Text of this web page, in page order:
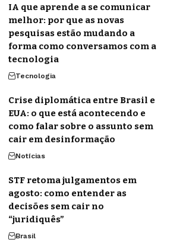
IA que aprende a se comunicar
melhor: por que as novas
pesquisas estão mudando a
forma como conversamos com a
tecnologia
Tecnologia
Crise diplomática entre Brasil e
EUA: o que está acontecendo e
como falar sobre o assunto sem
cair em desinformação
Notícias
STF retoma julgamentos em
agosto: como entender as
decisões sem cair no
“juridiquês”
Brasil